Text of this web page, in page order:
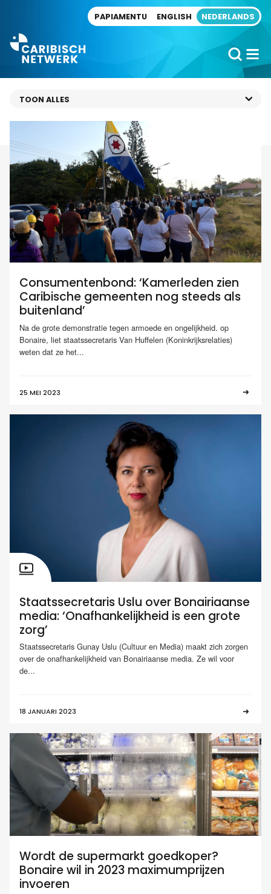
PAPIAMENTU ENGLISH NEDERLANDS
Consumentenbond: ‘Kamerleden zien
Caribische gemeenten nog steeds als
buitenland’
Na de grote demonstratie tegen armoede en ongelijkheid. op
Bonaire, liet staatssecretaris Van Huffelen (Koninkrijksrelaties)
weten dat ze het...
25 MEI 2023
Staatssecretaris Uslu over Bonairiaanse
media: ‘Onafhankelijkheid is een grote
zorg’
Staatssecretaris Gunay Uslu (Cultuur en Media) maakt zich zorgen
over de onafhankelijkheid van Bonairiaanse media. Ze wil voor
de...
18 JANUARI 2023
Wordt de supermarkt goedkoper?
Bonaire wil in 2023 maximumprijzen
invoeren